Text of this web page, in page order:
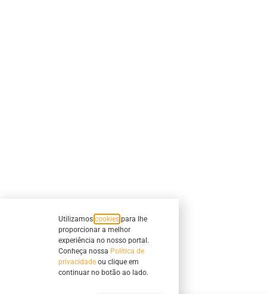
Utilizamos cookies para lhe
proporcionar a melhor
experiência no nosso portal.
Conheça nossa Política de
privacidade ou clique em
continuar no botão ao lado.